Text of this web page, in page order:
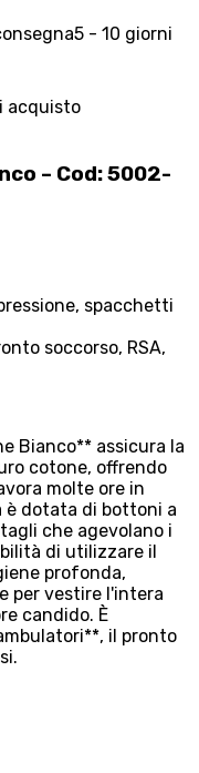
5 - 10 giorni
acquisto
– Cod: 5002-
spacchetti
soccorso, RSA,
Bianco** assicura la
cotone, offrendo
molte ore in
è dotata di bottoni a
che agevolano i
di utilizzare il
profonda,
per vestire l'intera
candido. È
il pronto